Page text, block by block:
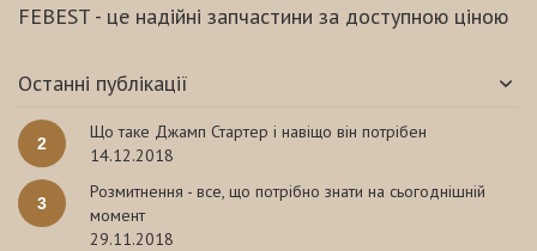
FEBEST - це надійні запчастини за доступною ціною
Останні публікації
2
Що таке Джамп Стартер і навіщо він потрібен
14.12.2018
3
Розмитнення - все, що потрібно знати на сьогоднішній
момент
29.11.2018